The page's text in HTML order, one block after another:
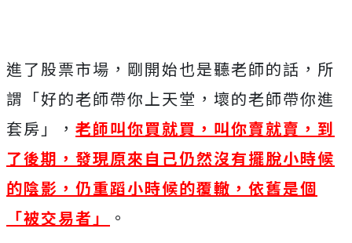
進了股票市場，剛開始也是聽老師的話，所
謂「好的老師帶你上天堂，壞的老師帶你進
套房」， 老師叫你買就買，叫你賣就賣，到
了後期，發現原來自己仍然沒有擺脫小時候
的陰影，仍重蹈小時候的覆轍，依舊是個
「被交易者」
。